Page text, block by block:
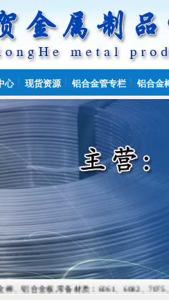
心 现货资源 铝合金管专栏 铝合金
合金板,常备材质：6061、6082、7075、